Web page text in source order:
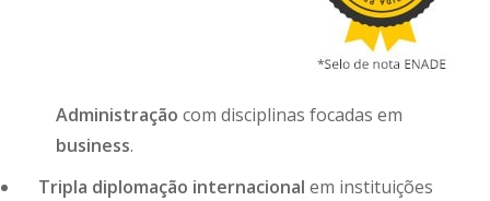
Administração com disciplinas focadas em
business.
Tripla diplomação internacional em instituições